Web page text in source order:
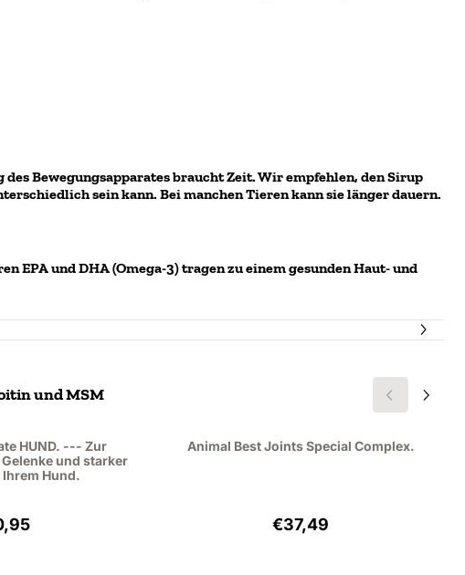
Bewegungsapparates braucht Zeit. Wir empfehlen, den Sirup
sein kann. Bei manchen Tieren kann sie länger dauern.
EPA und DHA (Omega-3) tragen zu einem gesunden Haut- und
und MSM
HUND. --- Zur
und starker
Hund.
Preis: 30,95, ohne MwSt.: 25,58
Animal Best Joints Special Complex.
Preis: 37,49, ohne MwSt.:
€37,49